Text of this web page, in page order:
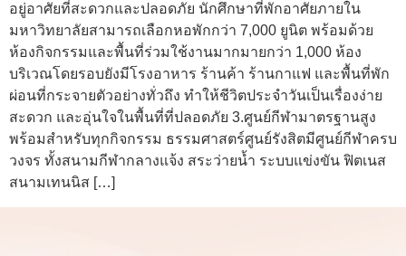
อยู่อาศัยที่สะดวกและปลอดภัย นักศึกษาที่พักอาศัยภายใน
มหาวิทยาลัยสามารถเลือกหอพักกว่า 7,000 ยูนิต พร้อมด้วย
ห้องกิจกรรมและพื้นที่ร่วมใช้งานมากมายกว่า 1,000 ห้อง
บริเวณโดยรอบยังมีโรงอาหาร ร้านค้า ร้านกาแฟ และพื้นที่พัก
ผ่อนที่กระจายตัวอย่างทั่วถึง ทำให้ชีวิตประจำวันเป็นเรื่องง่าย
สะดวก และอุ่นใจในพื้นที่ที่ปลอดภัย 3.ศูนย์กีฬามาตรฐานสูง
พร้อมสำหรับทุกกิจกรรม ธรรมศาสตร์ศูนย์รังสิตมีศูนย์กีฬาครบ
วงจร ทั้งสนามกีฬากลางแจ้ง สระว่ายน้ำ ระบบแข่งขัน ฟิตเนส
สนามเทนนิส […]